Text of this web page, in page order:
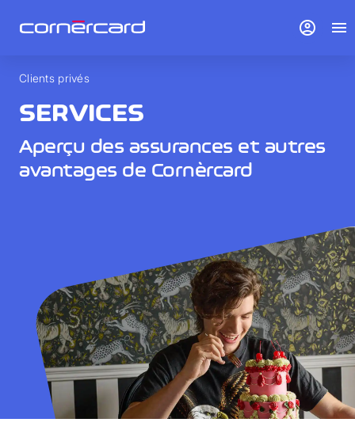
Clients privés
SERVICES
Aperçu des assurances et autres
avantages de Cornèrcard
account_circle menu